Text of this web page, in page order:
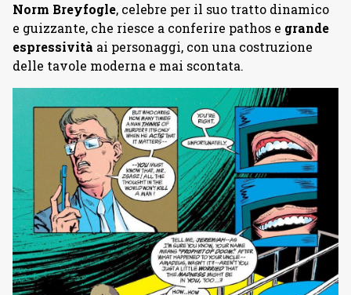
Norm Breyfogle, celebre per il suo tratto dinamico
e guizzante, che riesce a conferire pathos e grande
espressività ai personaggi, con una costruzione
delle tavole moderna e mai scontata.